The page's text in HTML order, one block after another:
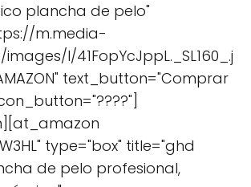
plancha de pelo"
m.media-
I/41FopYcJppL._SL160_.j
text_button="Comprar
type="box" title="ghd
de pelo profesional,